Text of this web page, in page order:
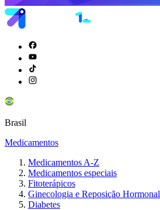
Brasil
Medicamentos
Medicamentos A-Z
Medicamentos especiais
Fitoterápicos
Ginecologia e Reposição Hormonal
Diabetes